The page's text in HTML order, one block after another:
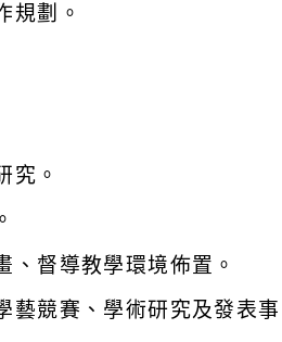
規劃。
究。
、督導教學環境佈置。
藝競賽、學術研究及發表